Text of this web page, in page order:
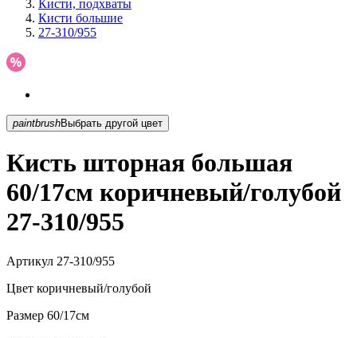
Кисти, подхваты
Кисти большие
27-310/955
paintbrush Выбрать другой цвет
Кисть шторная большая
60/17см коричневый/голубой
27-310/955
Артикул 27-310/955
Цвет коричневый/голубой
Размер 60/17см